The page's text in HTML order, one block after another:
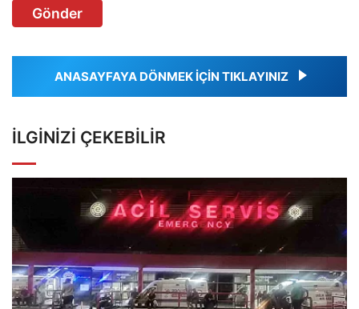
Gönder
ANASAYFAYA DÖNMEK İÇİN TIKLAYINIZ
İLGINIZI ÇEKEBILIR